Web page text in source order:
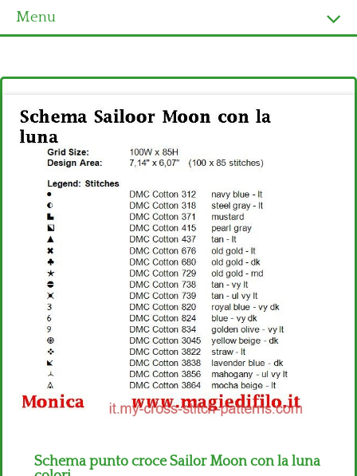
Menu
Ultimi schemi
Alfabeto
Bambini
Disney
Thun
Schema punto croce Sailor Moon con la luna